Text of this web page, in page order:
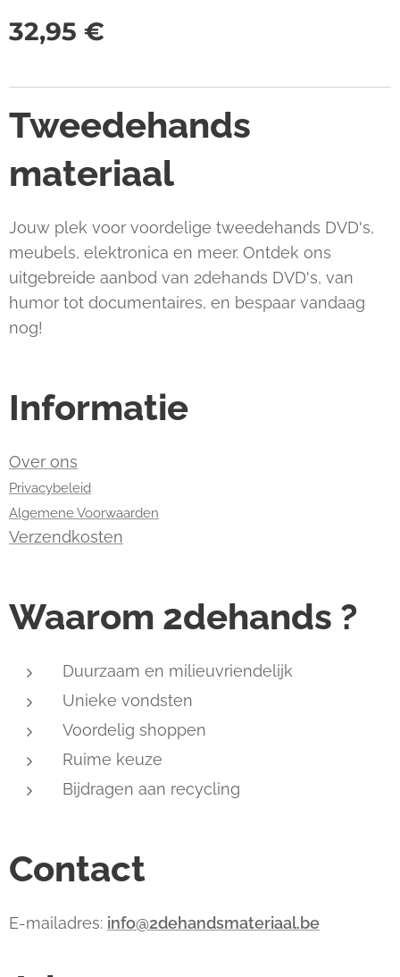
32,95 €
Tweedehands
materiaal
Jouw plek voor voordelige tweedehands DVD's,
meubels, elektronica en meer. Ontdek ons
uitgebreide aanbod van 2dehands DVD's, van
humor tot documentaires, en bespaar vandaag
nog!
Informatie
Over ons
Privacybeleid
Algemene Voorwaarden
Verzendkosten
Waarom 2dehands ?
Duurzaam en milieuvriendelijk
Unieke vondsten
Voordelig shoppen
Ruime keuze
Bijdragen aan recycling
Contact
E-mailadres: info@2dehandsmateriaal.be